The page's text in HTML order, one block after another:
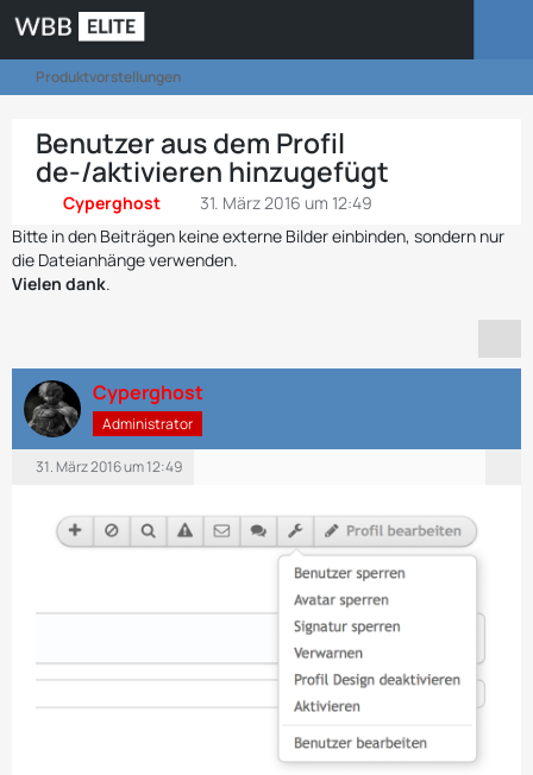
Produktvorstellungen
Benutzer aus dem Profil
de-/aktivieren hinzugefügt
Cyperghost
31. März 2016 um 12:49
Bitte in den Beiträgen keine externe Bilder einbinden, sondern nur
die Dateianhänge verwenden.
Vielen dank.
Cyperghost
Administrator
31. März 2016 um 12:49